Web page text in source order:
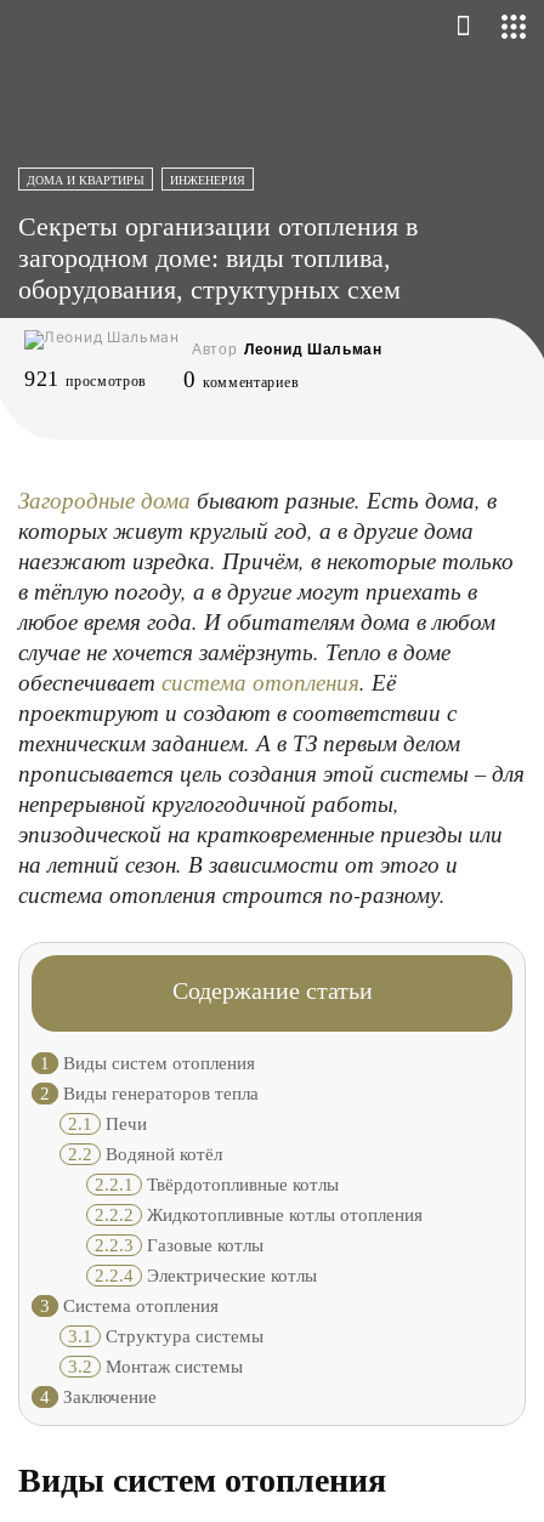
ДОМА И КВАРТИРЫ ИНЖЕНЕРИЯ
Секреты организации отопления в
загородном доме: виды топлива,
оборудования, структурных схем
Автор Леонид Шальман
921 просмотров 0 комментариев
Загородные дома бывают разные. Есть дома, в
которых живут круглый год, а в другие дома
наезжают изредка. Причём, в некоторые только
в тёплую погоду, а в другие могут приехать в
любое время года. И обитателям дома в любом
случае не хочется замёрзнуть. Тепло в доме
обеспечивает система отопления. Её
проектируют и создают в соответствии с
техническим заданием. А в ТЗ первым делом
прописывается цель создания этой системы – для
непрерывной круглогодичной работы,
эпизодической на кратковременные приезды или
на летний сезон. В зависимости от этого и
система отопления строится по-разному.
Содержание статьи
1
Виды систем отопления
2
Виды генераторов тепла
2.1 Печи
2.2 Водяной котёл
2.2.1
Твёрдотопливные котлы
2.2.2
Жидкотопливные котлы отопления
2.2.3
Газовые котлы
2.2.4
Электрические котлы
3
Система отопления
3.1 Структура системы
3.2 Монтаж системы
4
Заключение
Виды систем отопления